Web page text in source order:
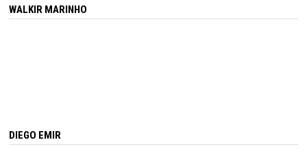
WALKIR MARINHO
DIEGO EMIR